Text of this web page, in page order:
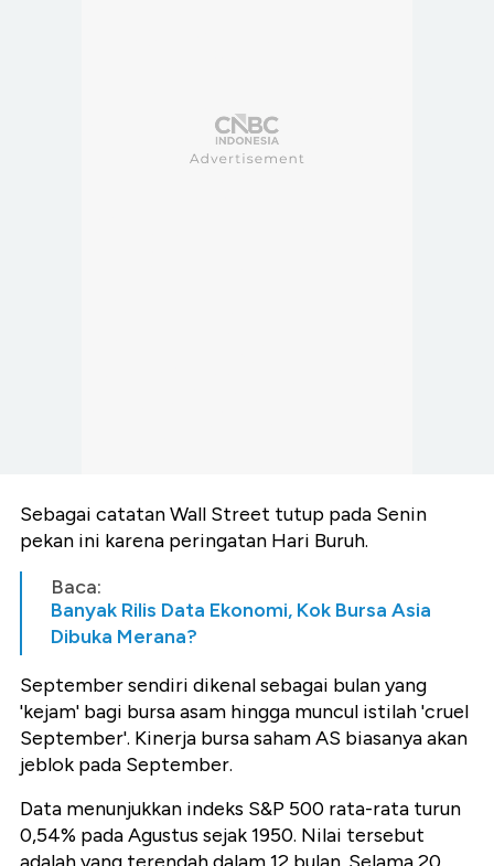
Sebagai catatan Wall Street tutup pada Senin
pekan ini karena peringatan Hari Buruh.
Baca:
Banyak Rilis Data Ekonomi, Kok Bursa Asia
Dibuka Merana?
September sendiri dikenal sebagai bulan yang
'kejam' bagi bursa asam hingga muncul istilah 'cruel
September'. Kinerja bursa saham AS biasanya akan
jeblok pada September.
Data menunjukkan indeks S&P 500 rata-rata turun
0,54% pada Agustus sejak 1950. Nilai tersebut